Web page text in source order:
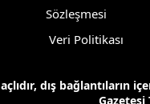
Sözleşmesi
Veri Politikası
dış
Gazetesi